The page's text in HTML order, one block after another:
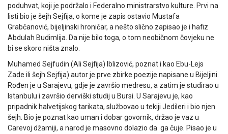
poduhvat, koji je podržalo i Federalno ministrarstvo kulture. Prvi na
listi bio je šejh Sejfija, o kome je zapis ostavio Mustafa
Grabčanović, bijeljinski hroničar, a nešto slično zapisao je i hafiz
Abdulah Budimlija. Da nije bilo toga, o tom neobičnom čovjeku ne
bi se skoro ništa znalo.
Muhamed Sejfudin (Ali Sejfija) Iblizović, poznat i kao Ebu-Lejs
Zade ili šejh Sejfija) autor je prve zbirke poezije napisane u Bijeljini.
Rođen je u Sarajevu, gdje je završio medresu, a zatim je studirao u
Istanbulu i završio derviški studij u Bursi. U Sarajevu je, kao
pripadnik halvetijskog tarikata, službovao u tekiji Jedileri i bio njen
šejh. Bio je poznat kao uman i dobar govornik, držao je vaz u
Carevoj džamiji, a narod je masovno dolazio da ga čuje. Pisao je u